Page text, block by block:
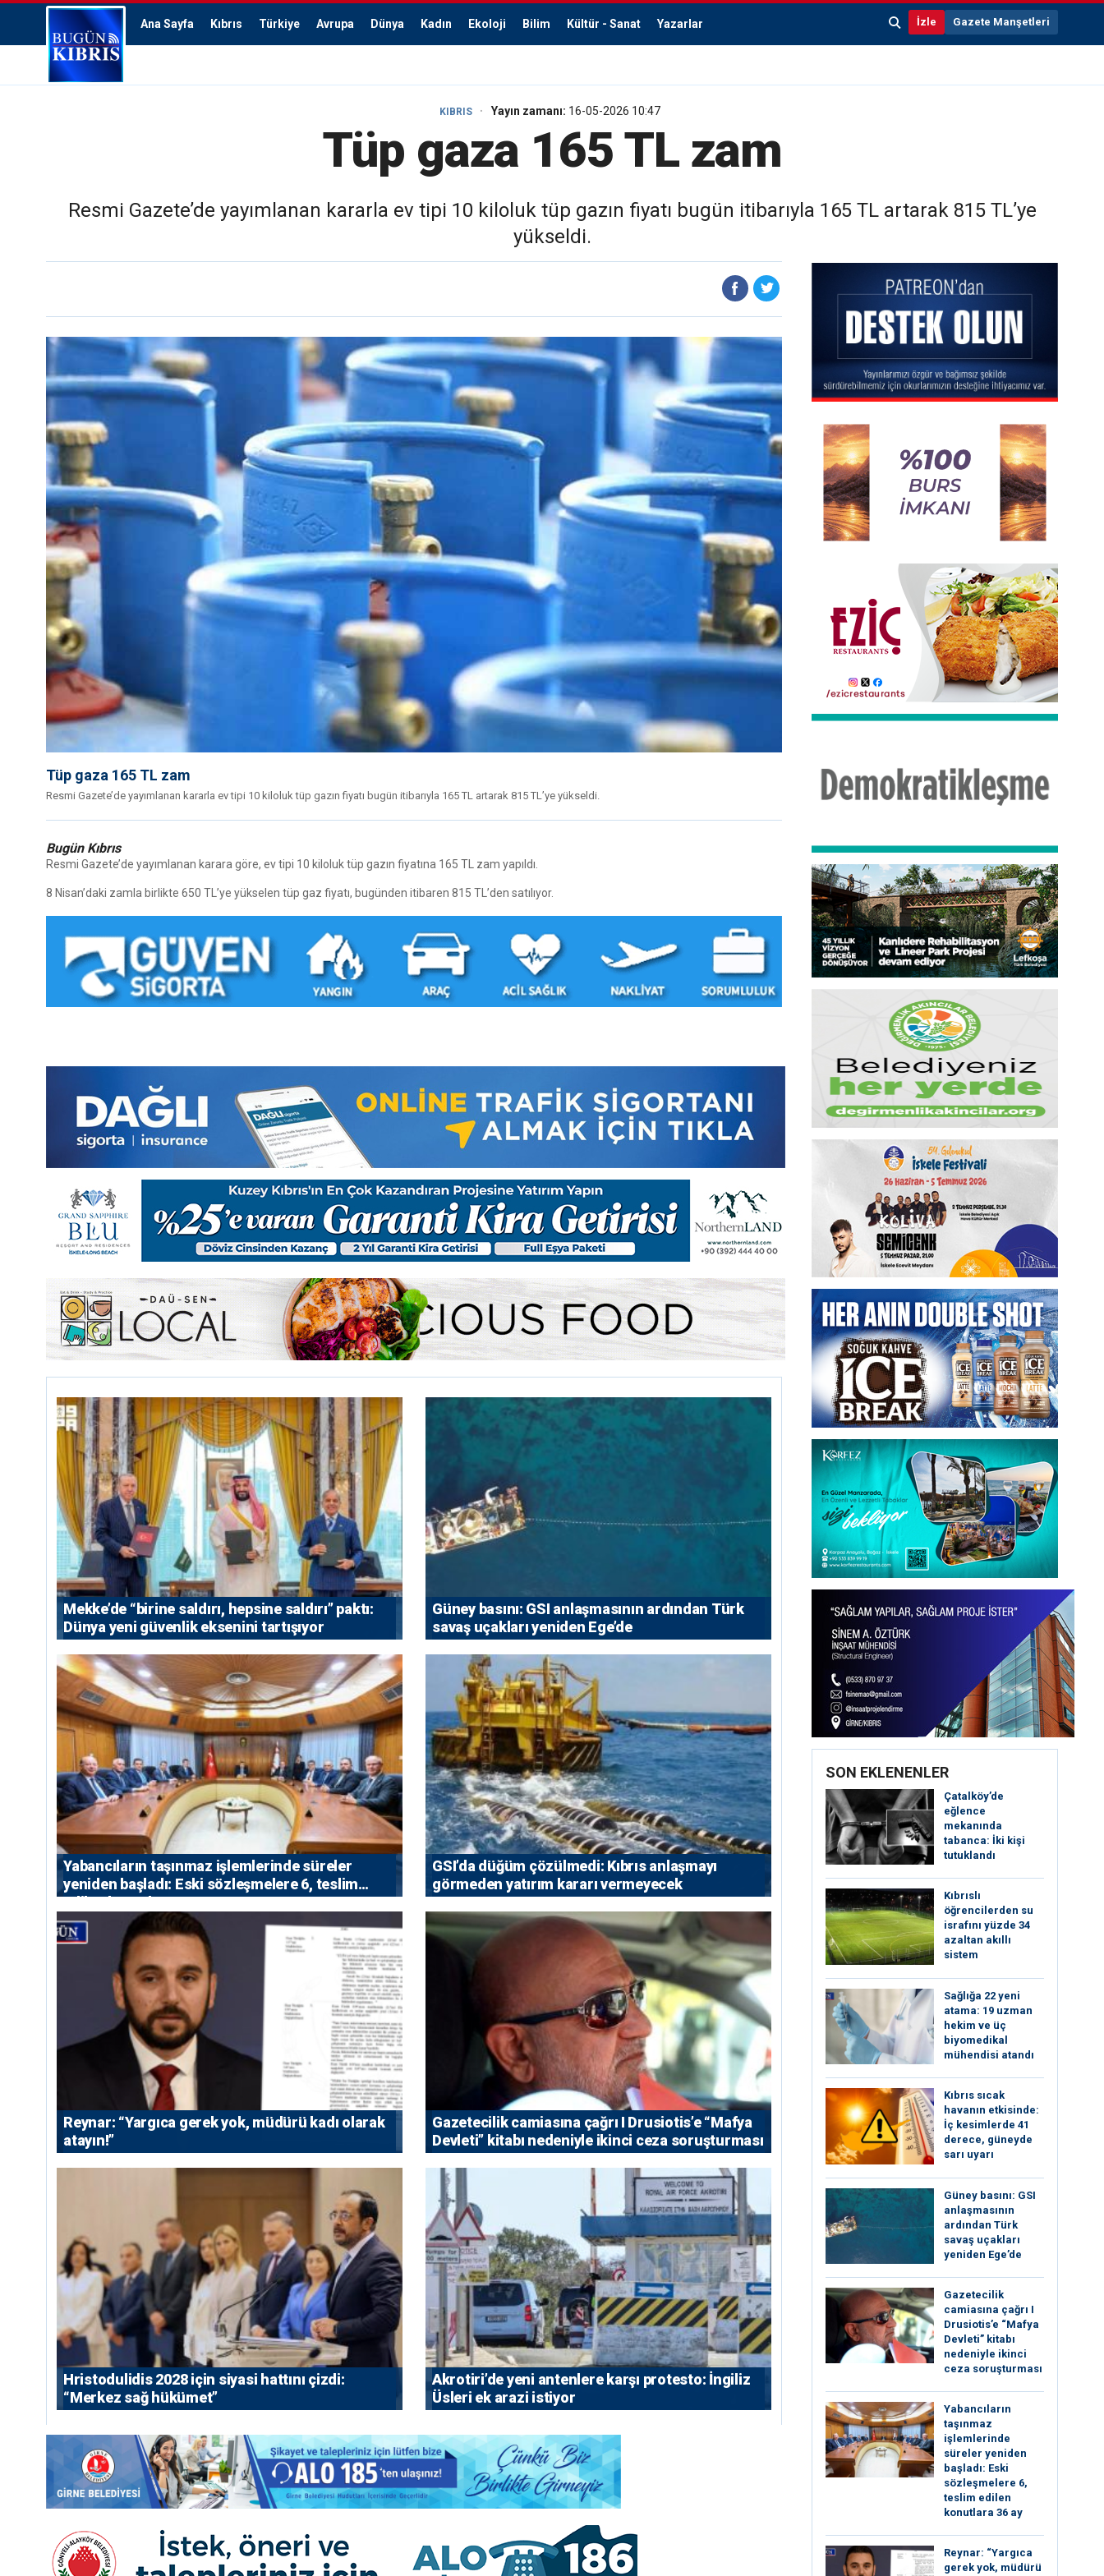
Ana Sayfa Kıbrıs Türkiye Avrupa Dünya Kadın Ekoloji Bilim Kültür - Sanat Yazarlar İzle Gazete Manşetleri
KIBRIS Yayın zamanı: 16-05-2026 10:47
Tüp gaza 165 TL zam
Resmi Gazete’de yayımlanan kararla ev tipi 10 kiloluk tüp gazın fiyatı bugün itibarıyla 165 TL artarak 815 TL’ye
yükseldi.
Tüp gaza 165 TL zam
Resmi Gazete’de yayımlanan kararla ev tipi 10 kiloluk tüp gazın fiyatı bugün itibarıyla 165 TL artarak 815 TL’ye yükseldi.
Bugün Kıbrıs
Resmi Gazete’de yayımlanan karara göre, ev tipi 10 kiloluk tüp gazın fiyatına 165 TL zam yapıldı.
8 Nisan’daki zamla birlikte 650 TL’ye yükselen tüp gaz fiyatı, bugünden itibaren 815 TL’den satılıyor.
Mekke’de “birine saldırı, hepsine saldırı” paktı:
Dünya yeni güvenlik eksenini tartışıyor
Güney basını: ⁠GSI anlaşmasının ardından Türk
savaş uçakları yeniden Ege’de
Yabancıların taşınmaz işlemlerinde süreler
yeniden başladı: Eski sözleşmelere 6, teslim
edilen konutlara 36 ay
GSI’da düğüm çözülmedi: Kıbrıs anlaşmayı
görmeden yatırım kararı vermeyecek
Reynar: “Yargıca gerek yok, müdürü kadı olarak
atayın!”
Gazetecilik camiasına çağrı I ⁠Drusiotis’e “Mafya
Devleti” kitabı nedeniyle ikinci ceza soruşturması
⁠Hristodulidis 2028 için siyasi hattını çizdi:
“Merkez sağ hükümet”
⁠Akrotiri’de yeni antenlere karşı protesto: İngiliz
Üsleri ek arazi istiyor
SON EKLENENLER
Çatalköy’de
eğlence
mekanında
tabanca: İki kişi
tutuklandı
Kıbrıslı
öğrencilerden su
israfını yüzde 34
azaltan akıllı
sistem
Sağlığa 22 yeni
atama: 19 uzman
hekim ve üç
biyomedikal
mühendisi atandı
Kıbrıs sıcak
havanın etkisinde:
İç kesimlerde 41
derece, güneyde
sarı uyarı
Güney basını: ⁠GSI
anlaşmasının
ardından Türk
savaş uçakları
yeniden Ege’de
Gazetecilik
camiasına çağrı I
⁠Drusiotis’e “Mafya
Devleti” kitabı
nedeniyle ikinci
ceza soruşturması
Yabancıların
taşınmaz
işlemlerinde
süreler yeniden
başladı: Eski
sözleşmelere 6,
teslim edilen
konutlara 36 ay
Reynar: “Yargıca
gerek yok, müdürü